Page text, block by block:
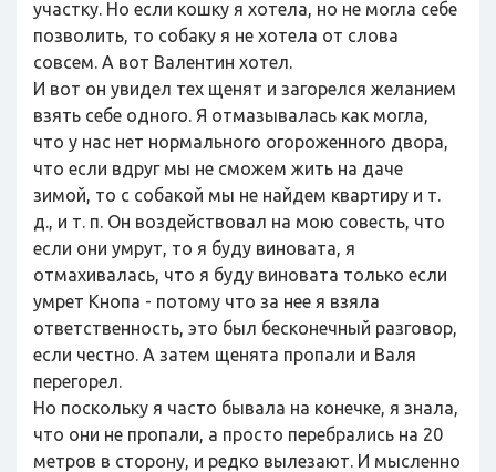
участку. Но если кошку я хотела, но не могла себе
позволить, то собаку я не хотела от слова
совсем. А вот Валентин хотел.
И вот он увидел тех щенят и загорелся желанием
взять себе одного. Я отмазывалась как могла,
что у нас нет нормального огороженного двора,
что если вдруг мы не сможем жить на даче
зимой, то с собакой мы не найдем квартиру и т.
д., и т. п. Он воздействовал на мою совесть, что
если они умрут, то я буду виновата, я
отмахивалась, что я буду виновата только если
умрет Кнопа - потому что за нее я взяла
ответственность, это был бесконечный разговор,
если честно. А затем щенята пропали и Валя
перегорел.
Но поскольку я часто бывала на конечке, я знала,
что они не пропали, а просто перебрались на 20
метров в сторону, и редко вылезают. И мысленно